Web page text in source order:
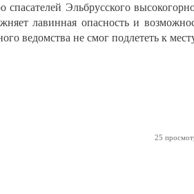
Эльбрусского
лавинная опасность и
ведомства не смог подлететь к
25